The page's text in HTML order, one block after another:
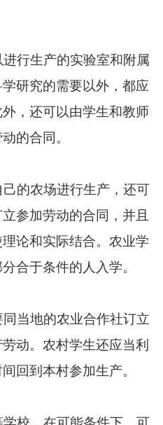
行生产的实验室和附属
研究的需要以外，都应
，还可以由学生和教师
的合同。
的农场进行生产，还可
参加劳动的合同，并且
论和实际结合。农业学
合于条件的人入学。
当地的农业合作社订立
动。农村学生还应当利
回到本村参加生产。